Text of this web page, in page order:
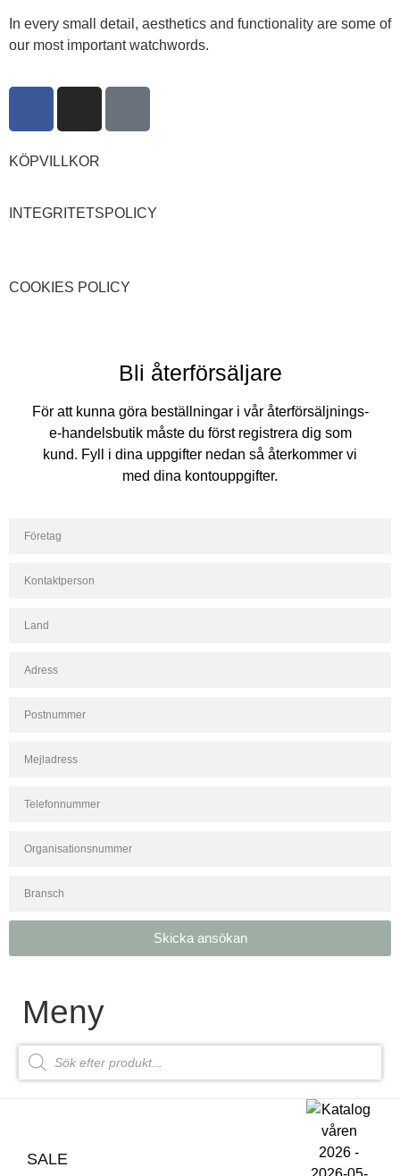
In every small detail, aesthetics and functionality are some of
our most important watchwords.
KÖPVILLKOR
INTEGRITETSPOLICY
COOKIES POLICY
Bli återförsäljare
För att kunna göra beställningar i vår återförsäljnings-
e-handelsbutik måste du först registrera dig som
kund. Fyll i dina uppgifter nedan så återkommer vi
med dina kontouppgifter.
Skicka ansökan
Meny
SALE